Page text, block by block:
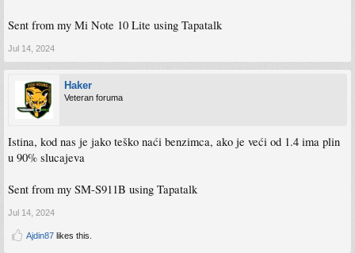
Sent from my Mi Note 10 Lite using Tapatalk
Jul 14, 2024
Haker
Veteran foruma
Istina, kod nas je jako teško naći benzimca, ako je veći od 1.4 ima plin
u 90% slucajeva
Sent from my SM-S911B using Tapatalk
Jul 14, 2024
Ajdin87 likes this.